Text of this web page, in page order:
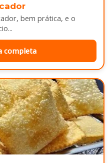
bem prática, e o
completa